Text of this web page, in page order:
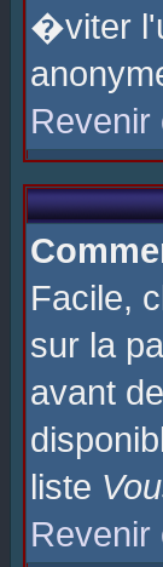
�viter
Revenir
Facile,
sur la
avant
liste
Revenir